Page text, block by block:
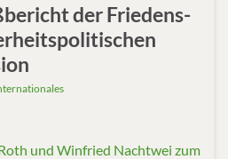
der Friedens-
und Winfried Nachtwei zum